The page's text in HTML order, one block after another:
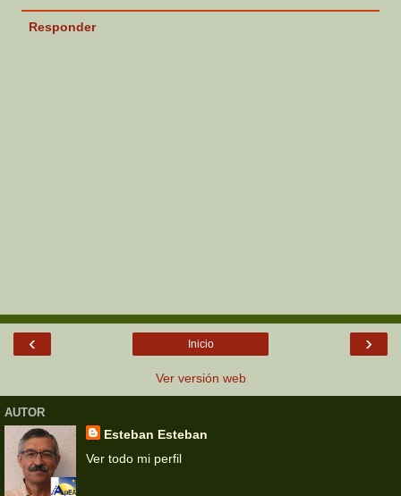
Responder
‹ ›
Inicio
Ver versión web
AUTOR
Esteban Esteban
Ver todo mi perfil